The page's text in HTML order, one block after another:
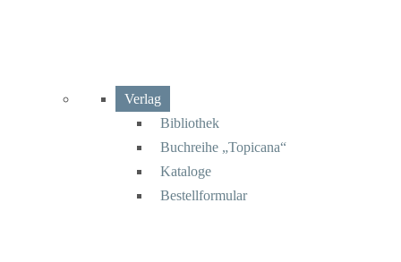
Verlag
Bibliothek
Buchreihe „Topicana“
Kataloge
Bestellformular